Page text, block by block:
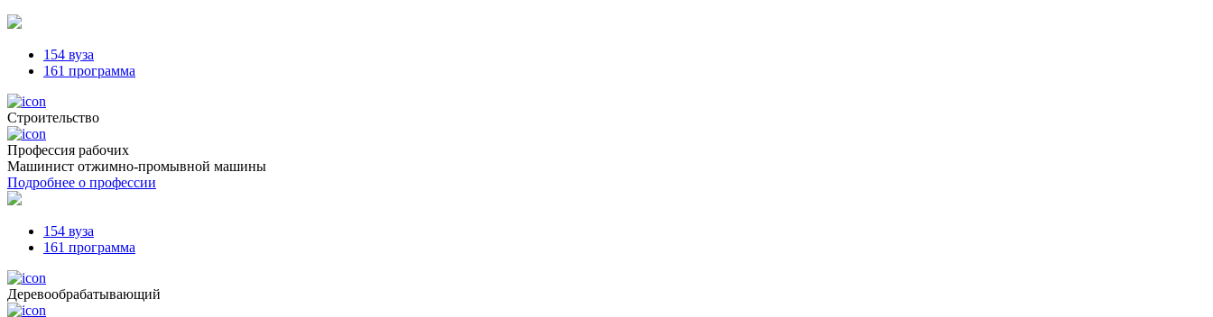
154 вуза
161 программа
Cтроительство
Профессия рабочих
Машинист отжимно-промывной машины
Подробнее о профессии
154 вуза
161 программа
Деревообрабатывающий